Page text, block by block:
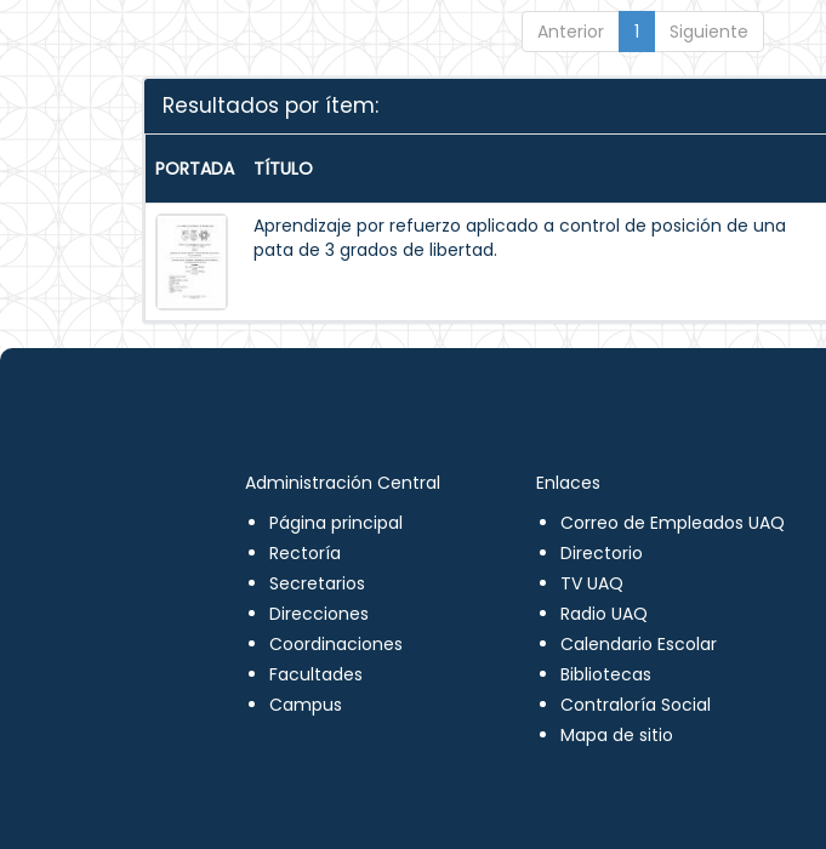
Anterior 1 Siguiente
Resultados por ítem:
PORTADA TÍTULO
Aprendizaje por refuerzo aplicado a control de posición de una
pata de 3 grados de libertad.
Administración Central
Página principal
Rectoría
Secretarios
Direcciones
Coordinaciones
Facultades
Campus
Enlaces
Correo de Empleados UAQ
Directorio
TV UAQ
Radio UAQ
Calendario Escolar
Bibliotecas
Contraloría Social
Mapa de sitio